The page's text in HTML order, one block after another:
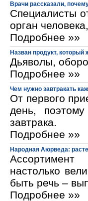
Врачи рассказали,
Специалисты
орган
Подробнее »»
Назван продукт,
Дьяволы,
Подробнее »»
Чем нужно завтракать
От первого
день,
завтрака.
Подробнее »»
Народная Аюрведа:
настолько
быть речь –
Подробнее »»